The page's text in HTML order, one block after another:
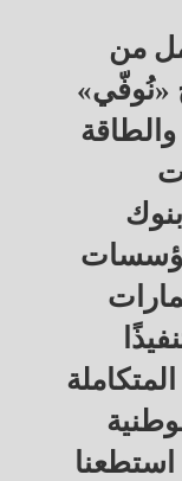
من
«نُوفّي»
والطاقة
2050، وقد استطعنا